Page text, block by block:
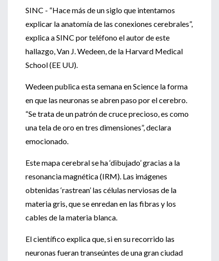
SINC - “Hace más de un siglo que intentamos
explicar la anatomía de las conexiones cerebrales”,
explica a SINC por teléfono el autor de este
hallazgo, Van J. Wedeen, de la Harvard Medical
School (EE UU).
Wedeen publica esta semana en Science la forma
en que las neuronas se abren paso por el cerebro.
“Se trata de un patrón de cruce precioso, es como
una tela de oro en tres dimensiones”, declara
emocionado.
Este mapa cerebral se ha ‘dibujado’ gracias a la
resonancia magnética (IRM). Las imágenes
obtenidas ‘rastrean’ las células nerviosas de la
materia gris, que se enredan en las fibras y los
cables de la materia blanca.
El científico explica que, si en su recorrido las
neuronas fueran transeúntes de una gran ciudad